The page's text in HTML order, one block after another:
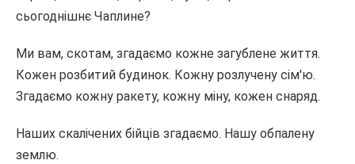
сьогоднішнє Чаплине?
Ми вам, скотам, згадаємо кожне загублене життя.
Кожен розбитий будинок. Кожну розлучену сім'ю.
Згадаємо кожну ракету, кожну міну, кожен снаряд.
Наших скалічених бійців згадаємо. Нашу обпалену
землю.